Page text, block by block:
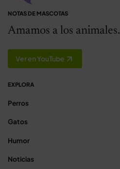
NOTAS DE MASCOTAS
Amamos a los animales.
Ver en YouTube
EXPLORA
Perros
Gatos
Humor
Noticias